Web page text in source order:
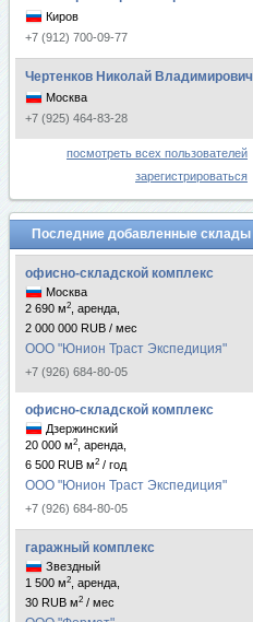
Киров
+7 (912) 700-09-77
Чертенков Николай Владимирович
Москва
+7 (925) 464-83-28
посмотреть всех пользователей
зарегистрироваться
Последние добавленные склады
офисно-складской комплекс
Москва
2 690 м2
, аренда,
2 000 000 RUB / мес
ООО "Юнион Траст Экспедиция"
+7 (926) 684-80-05
офисно-складской комплекс
Дзержинский
20 000 м2
, аренда,
6 500 RUB м2 / год
ООО "Юнион Траст Экспедиция"
+7 (926) 684-80-05
гаражный комплекс
Звездный
1 500 м2
, аренда,
30 RUB м2 / мес